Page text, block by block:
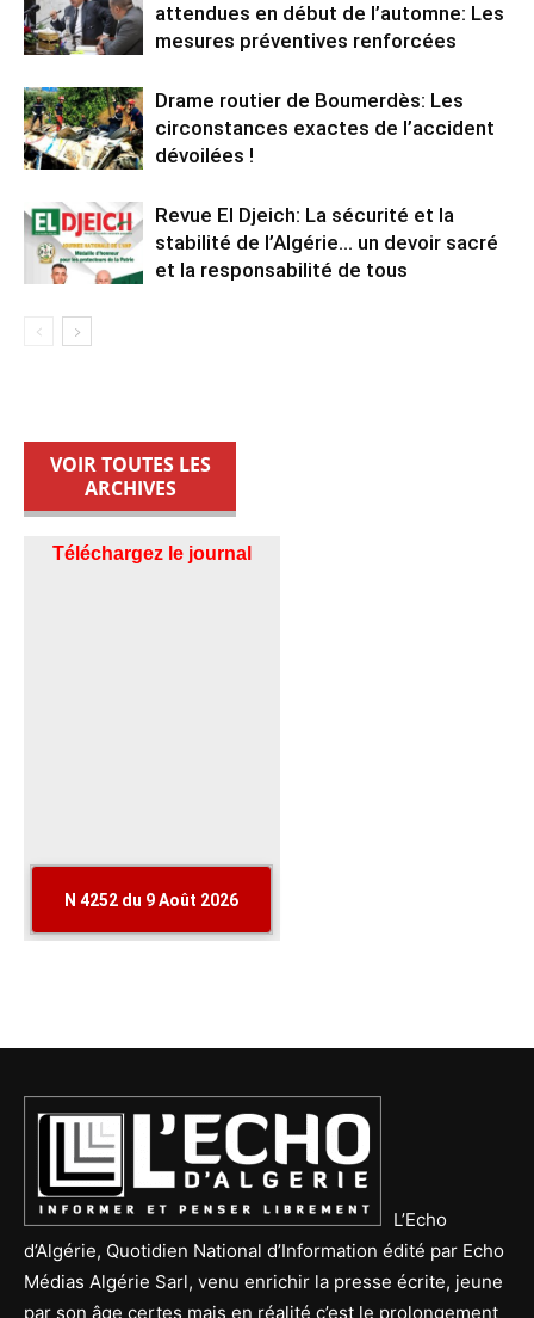
attendues en début de l’automne: Les
mesures préventives renforcées
Drame routier de Boumerdès: Les
circonstances exactes de l’accident
dévoilées !
Revue El Djeich: La sécurité et la
stabilité de l’Algérie… un devoir sacré
et la responsabilité de tous
VOIR TOUTES LES
ARCHIVES
L’Echo
d’Algérie, Quotidien National d’Information édité par Echo
Médias Algérie Sarl, venu enrichir la presse écrite, jeune
par son âge certes mais en réalité c’est le prolongement